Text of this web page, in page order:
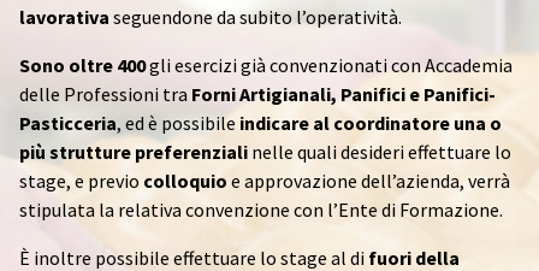
lavorativa seguendone da subito l’operatività.
Sono oltre 400gli esercizi già convenzionati con Accademia
delle Professioni tra Forni Artigianali, Panifici e Panifici-
Pasticceria, ed è possibile indicare al coordinatore una o
più strutture preferenziali nelle quali desideri effettuare lo
stage, e previo colloquio e approvazione dell’azienda, verrà
stipulata la relativa convenzione con l’Ente di Formazione.
È inoltre possibile effettuare lo stage al di fuori della